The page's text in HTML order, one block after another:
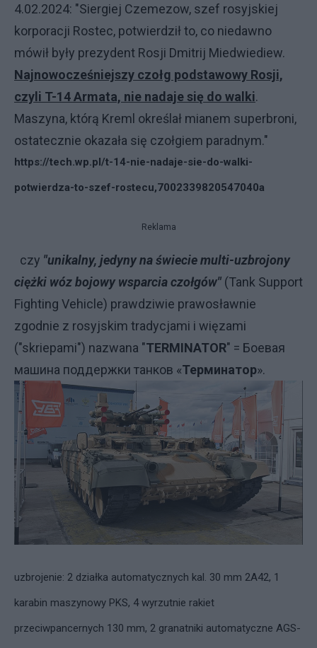
4.02.2024: "Siergiej Czemezow, szef rosyjskiej
korporacji Rostec, potwierdził to, co niedawno
mówił były prezydent Rosji Dmitrij Miedwiediew.
Najnowocześniejszy czołg podstawowy Rosji,
czyli T-14 Armata, nie nadaje się do walki.
Maszyna, którą Kreml określał mianem superbroni,
ostatecznie okazała się czołgiem paradnym."
https://tech.wp.pl/t-14-nie-nadaje-sie-do-walki-
potwierdza-to-szef-rostecu,7002339820547040a
Reklama
czy "unikalny, jedyny na świecie multi-uzbrojony
ciężki wóz bojowy wsparcia czołgów" (Tank Support
Fighting Vehicle) prawdziwie prawosławnie
zgodnie z rosyjskim tradycjami i więzami
("skriepami") nazwana "TERMINATOR" = Боевая
машина поддержки танков «Терминатор».
uzbrojenie: 2 działka automatycznych kal. 30 mm 2A42, 1
karabin maszynowy PKS, 4 wyrzutnie rakiet
przeciwpancernych 130 mm, 2 granatniki automatyczne AGS-